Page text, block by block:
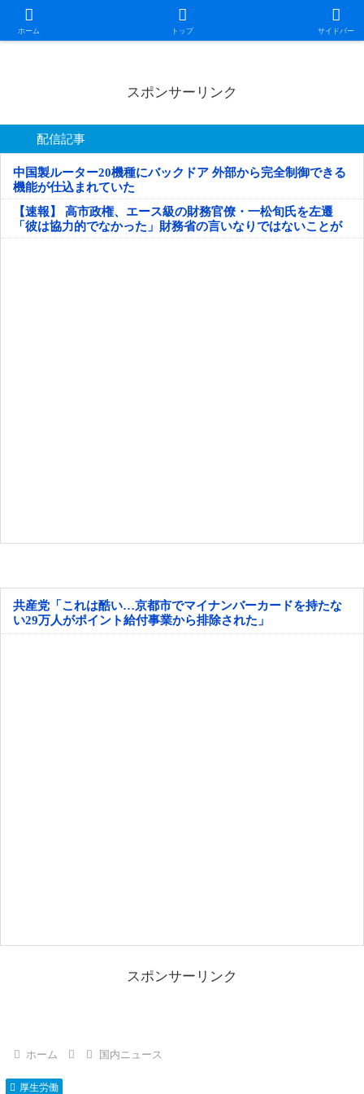
ホーム トップ サイドバー
日本第一！ニュース録
スポンサーリンク
配信記事
中国製ルーター20機種にバックドア 外部から完全制御できる
機能が仕込まれていた
【速報】 高市政権、エース級の財務官僚・一松旬氏を左遷
「彼は協力的でなかった」財務省の言いなりではないことが
判明
共産党「これは酷い…京都市でマイナンバーカードを持たな
い29万人がポイント給付事業から排除された」
スポンサーリンク
ホーム 国内ニュース
厚生労働